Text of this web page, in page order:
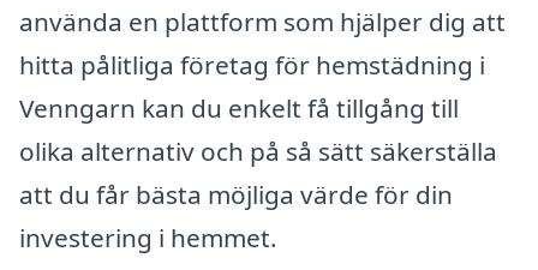
använda en plattform som hjälper dig att
hitta pålitliga företag för hemstädning i
Venngarn kan du enkelt få tillgång till
olika alternativ och på så sätt säkerställa
att du får bästa möjliga värde för din
investering i hemmet.